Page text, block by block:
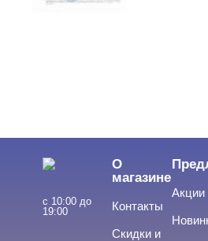
с 10:00 до
19:00
О
магазине
Контакты
Скидки и
Акции